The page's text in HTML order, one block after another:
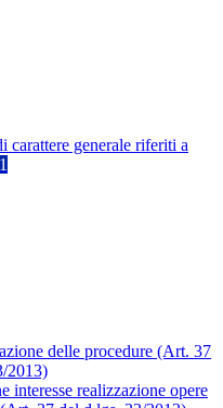
carattere generale riferiti a
1
delle procedure (Art. 37
2013)
interesse realizzazione opere